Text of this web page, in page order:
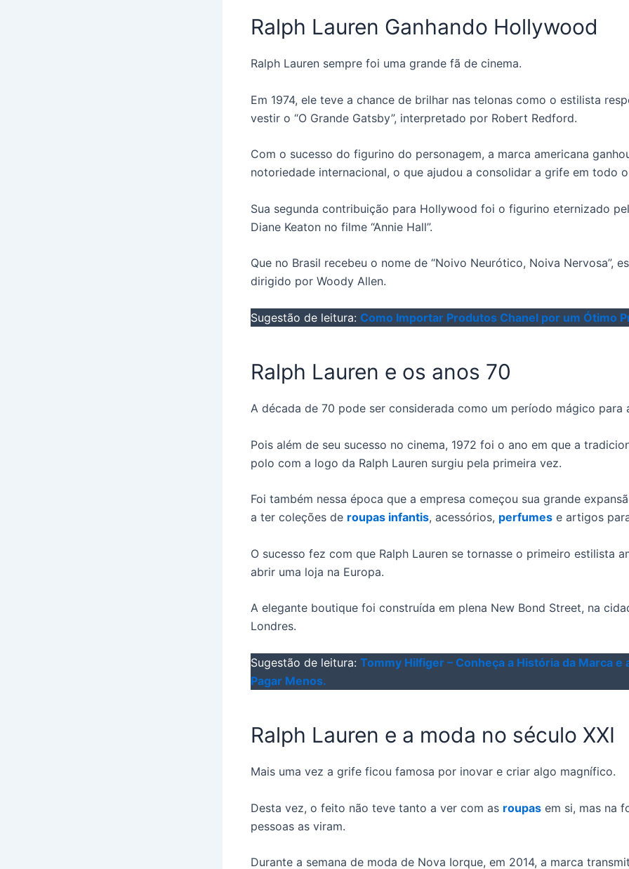
Ralph Lauren Ganhando Hollywood
Ralph Lauren sempre foi uma grande fã de cinema.
Em 1974, ele teve a chance de brilhar nas telonas como o estilista
vestir o “O Grande Gatsby”, interpretado por Robert Redford.
Com o sucesso do figurino do personagem, a marca americana
notoriedade internacional, o que ajudou a consolidar a grife em todo
Sua segunda contribuição para Hollywood foi o figurino eternizado
Diane Keaton no filme “Annie Hall”.
Que no Brasil recebeu o nome de “Noivo Neurótico, Noiva Nervosa”,
dirigido por Woody Allen.
Sugestão de leitura: Como Importar Produtos Chanel por um Ótimo
Ralph Lauren e os anos 70
A década de 70 pode ser considerada como um período mágico para
Pois além de seu sucesso no cinema, 1972 foi o ano em que a
polo com a logo da Ralph Lauren surgiu pela primeira vez.
Foi também nessa época que a empresa começou sua grande
a ter coleções de roupas infantis, acessórios, perfumes e artigos
O sucesso fez com que Ralph Lauren se tornasse o primeiro estilista
abrir uma loja na Europa.
A elegante boutique foi construída em plena New Bond Street, na
Londres.
Sugestão de leitura: Tommy Hilfiger – Conheça a História da Marca e
Pagar Menos.
Ralph Lauren e a moda no século XXI
Mais uma vez a grife ficou famosa por inovar e criar algo magnífico.
Desta vez, o feito não teve tanto a ver com as roupas em si, mas na
pessoas as viram.
Durante a semana de moda de Nova Iorque, em 2014, a marca